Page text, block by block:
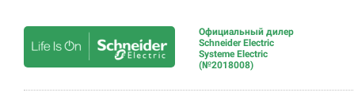
Официальный дилер
Schneider Electric
Systeme Electric
(№2018008)